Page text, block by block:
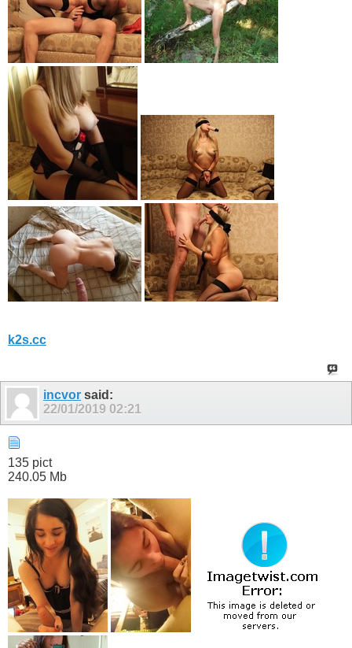
k2s.cc
incvor said:
22/01/2019 02:21
135 pict
240.05 Mb